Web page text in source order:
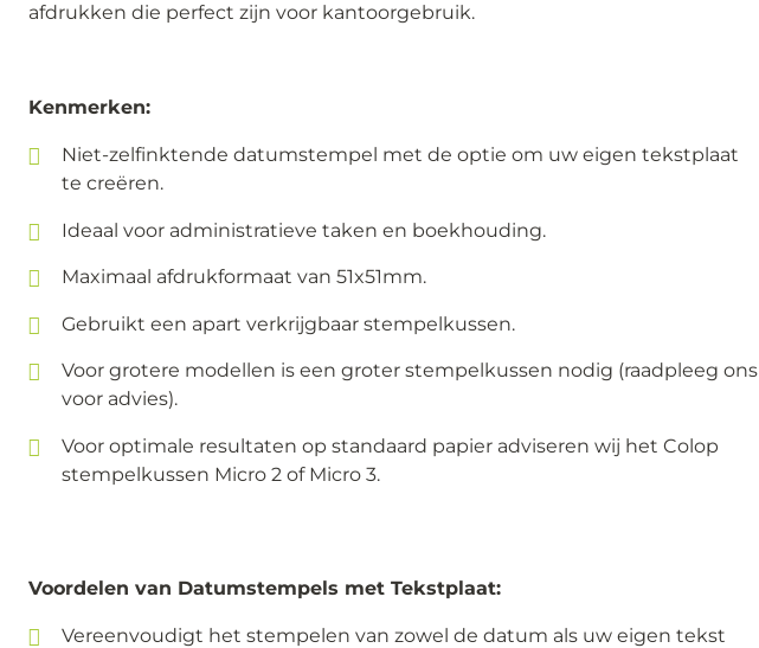
afdrukken die perfect zijn voor kantoorgebruik.
Kenmerken:
Niet-zelfinktende datumstempel met de optie om uw eigen tekstplaat
te creëren.
Ideaal voor administratieve taken en boekhouding.
Maximaal afdrukformaat van 51x51mm.
Gebruikt een apart verkrijgbaar stempelkussen.
Voor grotere modellen is een groter stempelkussen nodig (raadpleeg ons
voor advies).
Voor optimale resultaten op standaard papier adviseren wij het Colop
stempelkussen Micro 2 of Micro 3.
Voordelen van Datumstempels met Tekstplaat:
Vereenvoudigt het stempelen van zowel de datum als uw eigen tekst